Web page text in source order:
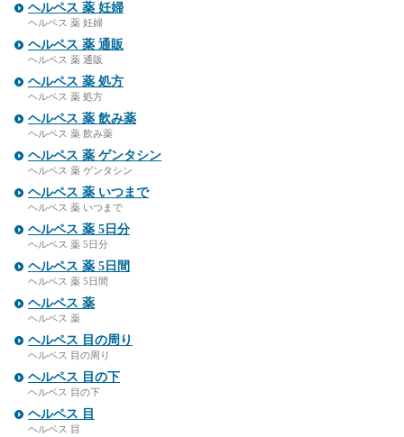
ヘルペス 薬 妊婦
ヘルペス 薬 妊婦
ヘルペス 薬 通販
ヘルペス 薬 通販
ヘルペス 薬 処方
ヘルペス 薬 処方
ヘルペス 薬 飲み薬
ヘルペス 薬 飲み薬
ヘルペス 薬 ゲンタシン
ヘルペス 薬 ゲンタシン
ヘルペス 薬 いつまで
ヘルペス 薬 いつまで
ヘルペス 薬 5日分
ヘルペス 薬 5日分
ヘルペス 薬 5日間
ヘルペス 薬 5日間
ヘルペス 薬
ヘルペス 薬
ヘルペス 目の周り
ヘルペス 目の周り
ヘルペス 目の下
ヘルペス 目の下
ヘルペス 目
ヘルペス 目